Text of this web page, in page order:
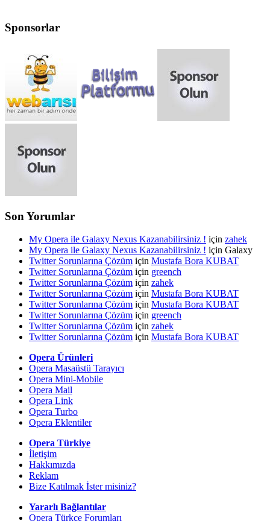
Sponsorlar
Son Yorumlar
My Opera ile Galaxy Nexus Kazanabilirsiniz ! için zahek
My Opera ile Galaxy Nexus Kazanabilirsiniz ! için Galaxy
Twitter Sorunlarına Çözüm için Mustafa Bora KUBAT
Twitter Sorunlarına Çözüm için greench
Twitter Sorunlarına Çözüm için zahek
Twitter Sorunlarına Çözüm için Mustafa Bora KUBAT
Twitter Sorunlarına Çözüm için Mustafa Bora KUBAT
Twitter Sorunlarına Çözüm için greench
Twitter Sorunlarına Çözüm için zahek
Twitter Sorunlarına Çözüm için Mustafa Bora KUBAT
Opera Ürünleri
Opera Masaüstü Tarayıcı
Opera Mini-Mobile
Opera Mail
Opera Link
Opera Turbo
Opera Eklentiler
Opera Türkiye
İletişim
Hakkımızda
Reklam
Bize Katılmak İster misiniz?
Yararlı Bağlantılar
Opera Türkçe Forumları